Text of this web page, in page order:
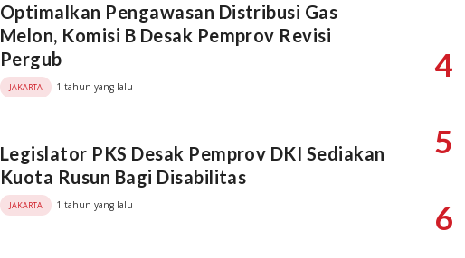
Optimalkan Pengawasan Distribusi Gas
Melon, Komisi B Desak Pemprov Revisi
Pergub
JAKARTA 1 tahun yang lalu
Legislator PKS Desak Pemprov DKI Sediakan
Kuota Rusun Bagi Disabilitas
JAKARTA 1 tahun yang lalu
4
5
6